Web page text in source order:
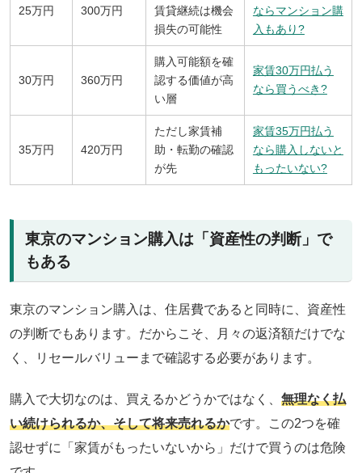
25万円 300万円
賃貸継続は機会
損失の可能性
ならマンション購
入もあり?
30万円 360万円
購入可能額を確
認する価値が高
い層
家賃30万円払う
なら買うべき?
35万円 420万円
ただし家賃補
助・転勤の確認
が先
家賃35万円払う
なら購入しないと
もったいない?
東京のマンション購入は「資産性の判断」で
もある
東京のマンション購入は、住居費であると同時に、資産性
の判断でもあります。だからこそ、月々の返済額だけでな
く、リセールバリューまで確認する必要があります。
購入で大切なのは、買えるかどうかではなく、 無理なく払
い続けられるか、そして将来売れるかです。この2つを確
認せずに「家賃がもったいないから」だけで買うのは危険